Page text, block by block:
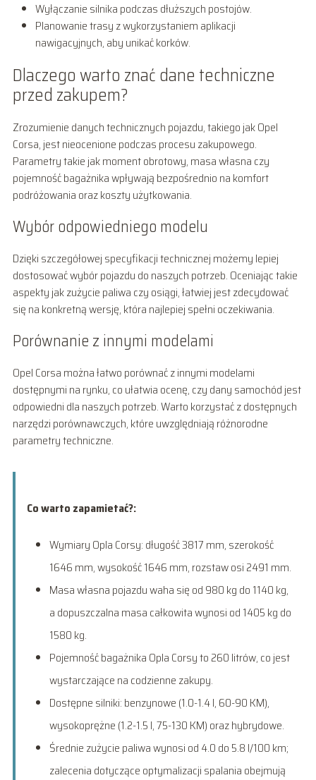
Wyłączanie silnika podczas dłuższych postojów.
Planowanie trasy z wykorzystaniem aplikacji
nawigacyjnych, aby unikać korków.
Dlaczego warto znać dane techniczne
przed zakupem?
Zrozumienie danych technicznych pojazdu, takiego jak Opel
Corsa, jest nieocenione podczas procesu zakupowego.
Parametry takie jak moment obrotowy, masa własna czy
pojemność bagażnika wpływają bezpośrednio na komfort
podróżowania oraz koszty użytkowania.
Wybór odpowiedniego modelu
Dzięki szczegółowej specyfikacji technicznej możemy lepiej
dostosować wybór pojazdu do naszych potrzeb. Oceniając takie
aspekty jak zużycie paliwa czy osiągi, łatwiej jest zdecydować
się na konkretną wersję, która najlepiej spełni oczekiwania.
Porównanie z innymi modelami
Opel Corsa można łatwo porównać z innymi modelami
dostępnymi na rynku, co ułatwia ocenę, czy dany samochód jest
odpowiedni dla naszych potrzeb. Warto korzystać z dostępnych
narzędzi porównawczych, które uwzględniają różnorodne
parametry techniczne.
Co warto zapamietać?:
Wymiary Opla Corsy: długość 3817 mm, szerokość
1646 mm, wysokość 1646 mm, rozstaw osi 2491 mm.
Masa własna pojazdu waha się od 980 kg do 1140 kg,
a dopuszczalna masa całkowita wynosi od 1405 kg do
1580 kg.
Pojemność bagażnika Opla Corsy to 260 litrów, co jest
wystarczające na codzienne zakupy.
Dostępne silniki: benzynowe (1.0-1.4 l, 60-90 KM),
wysokoprężne (1.2-1.5 l, 75-130 KM) oraz hybrydowe.
Średnie zużycie paliwa wynosi od 4.0 do 5.8 l/100 km;
zalecenia dotyczące optymalizacji spalania obejmują